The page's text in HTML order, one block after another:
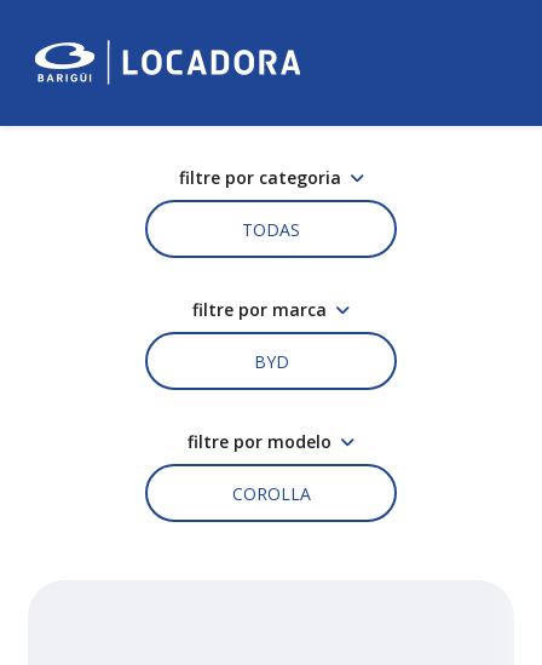
filtre por categoria
TODAS
filtre por marca
BYD
filtre por modelo
COROLLA